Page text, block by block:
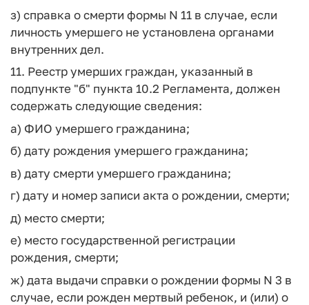
з) справка о смерти формы N 11 в случае, если
личность умершего не установлена органами
внутренних дел.
11. Реестр умерших граждан, указанный в
подпункте "б" пункта 10.2 Регламента, должен
содержать следующие сведения:
а) ФИО умершего гражданина;
б) дату рождения умершего гражданина;
в) дату смерти умершего гражданина;
г) дату и номер записи акта о рождении, смерти;
д) место смерти;
е) место государственной регистрации
рождения, смерти;
ж) дата выдачи справки о рождении формы N 3 в
случае, если рожден мертвый ребенок, и (или) о